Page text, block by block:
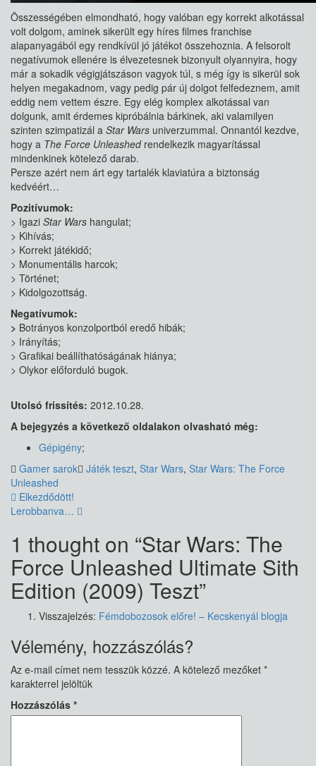
Összességében elmondható, hogy valóban egy korrekt alkotással
volt dolgom, aminek sikerült egy híres filmes franchise
alapanyagából egy rendkívül jó játékot összehoznia. A felsorolt
negatívumok ellenére is élvezetesnek bizonyult olyannyira, hogy
már a sokadik végigjátszáson vagyok túl, s még így is sikerül sok
helyen megakadnom, vagy pedig pár új dolgot felfedeznem, amit
eddig nem vettem észre. Egy elég komplex alkotással van
dolgunk, amit érdemes kipróbálnia bárkinek, aki valamilyen
szinten szimpatizál a Star Wars univerzummal. Onnantól kezdve,
hogy a The Force Unleashedrendelkezik magyarítással
mindenkinek kötelező darab.
Persze azért nem árt egy tartalék klaviatúra a biztonság
kedvéért…
Pozitívumok:
> Igazi Star Wars hangulat;
> Kihívás;
> Korrekt játékidő;
> Monumentális harcok;
> Történet;
> Kidolgozottság.
Negatívumok:
> Botrányos konzolportból eredő hibák;
> Irányítás;
> Grafikai beállíthatóságának hiánya;
> Olykor előforduló bugok.
Utolsó frissítés: 2012.10.28.
A bejegyzés a következő oldalakon olvasható még:
Gépigény;
Gamer sarok Játék teszt, Star Wars, Star Wars: The Force
Unleashed
Bejegyzés
navigáció
Elkezdődött!
Lerobbanva…
1 thought on “Star Wars: The
Force Unleashed Ultimate Sith
Edition (2009) Teszt”
Visszajelzés: Fémdobozosok előre! – Kecskenyál blogja
Vélemény, hozzászólás?
Az e-mail címet nem tesszük közzé. A kötelező mezőket *
karakterrel jelöltük
Hozzászólás *